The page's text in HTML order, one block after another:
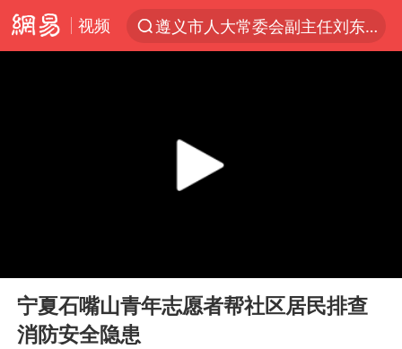
视频
遵义市人大常委会副主任刘东明被查
男子结婚8年3个女儿均非亲生
“空调24小时开着更省电”不实
Play
宁夏石嘴山青年志愿者帮社区居民排查
消防安全隐患